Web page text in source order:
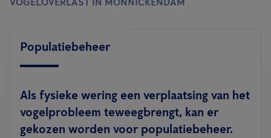
Populatiebeheer
Als fysieke wering een verplaatsing van het
vogelprobleem teweegbrengt, kan er
gekozen worden voor populatiebeheer.